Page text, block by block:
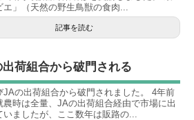
エ」（天然の野生鳥獣の食肉...
記事を読む
出荷組合から破門される
JAの出荷組合から破門されました。 4年前
農時は全量、JAの出荷組合経由で市場に出
いましたが、ここ数年は販路の...